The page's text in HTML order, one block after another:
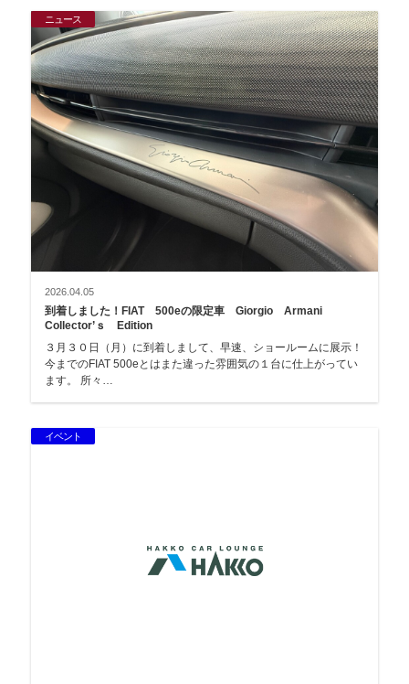
ニュース
2026.04.05
到着しました！FIAT 500eの限定車 Giorgio Armani
Collector’ｓ Edition
３月３０日（月）に到着しまして、早速、ショールームに展示！
今までのFIAT 500eとはまた違った雰囲気の１台に仕上がってい
ます。 所々…
イベント